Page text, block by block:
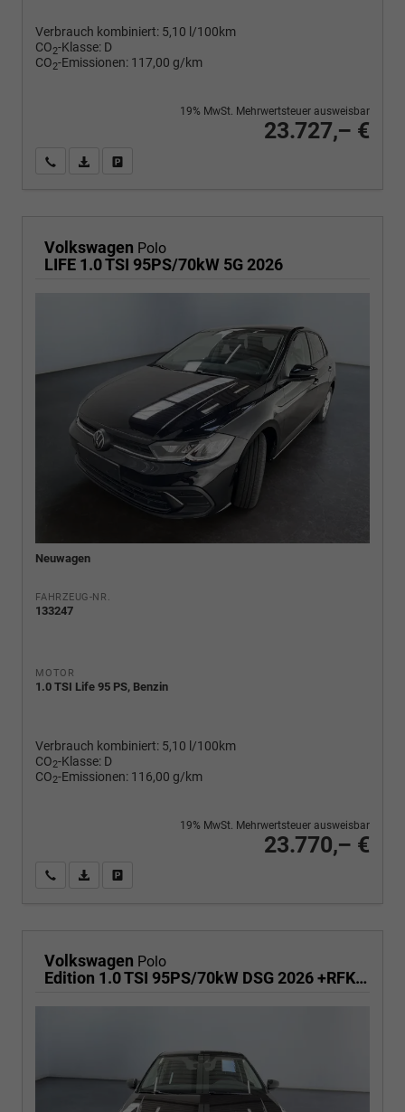
Verbrauch kombiniert: 5,10 l/100km
CO2-Klasse: D
CO2-Emissionen: 117,00 g/km
23.727,– €
19% MwSt. Mehrwertsteuer ausweisbar
Wir rufen Sie anPDF-Fahrzeugexposé drucken
Volkswagen Polo
LIFE 1.0 TSI 95PS/70kW 5G 2026
Neuwagen
FAHRZEUG-NR.
133247
MOTOR
1.0 TSI Life 95 PS, Benzin
Verbrauch kombiniert: 5,10 l/100km
CO2-Klasse: D
CO2-Emissionen: 116,00 g/km
23.770,– €
19% MwSt. Mehrwertsteuer ausweisbar
Wir rufen Sie anPDF-Fahrzeugexposé drucken
Volkswagen Polo
Edition 1.0 TSI 95PS/70kW DSG 2026 +RFK +Getönte Heckscheiben +TravelAssist +LED